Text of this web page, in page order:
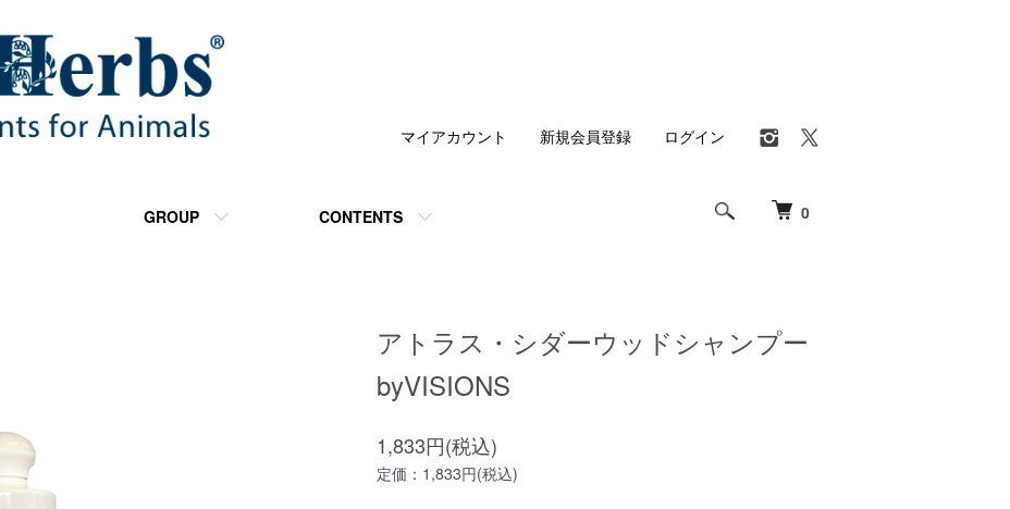
0
GROUP CONTENTS
マイアカウント 新規会員登録 ログイン
アトラス・シダーウッドシャンプー
byVISIONS
1,833円(税込)
定価：1,833円(税込)